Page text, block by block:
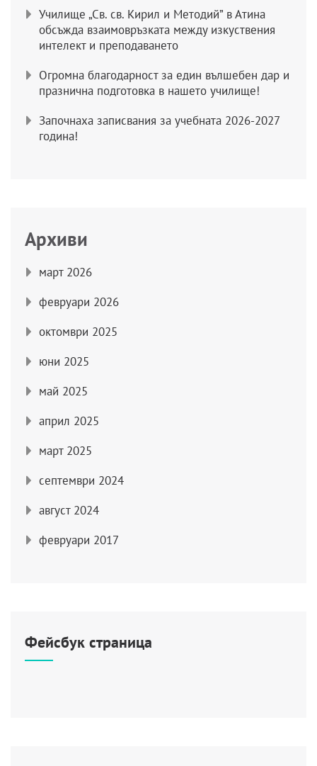
Училище „Св. св. Кирил и Методий” в Атина
обсъжда взаимовръзката между изкуствения
интелект и преподаването
Огромна благодарност за един вълшебен дар и
празнична подготовка в нашето училище!
Започнаха записвания за учебната 2026-2027
година!
Архиви
март 2026
февруари 2026
октомври 2025
юни 2025
май 2025
април 2025
март 2025
септември 2024
август 2024
февруари 2017
Фейсбук страница